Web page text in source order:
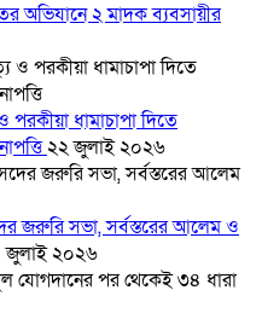
অভিযানে ২ মাদক ব্যবসায়ীর
ধামাচাপা দিতে
২২ জুলাই ২০২৬
জরুরি সভা, সর্বস্তরের আলেম ও
জুলাই ২০২৬